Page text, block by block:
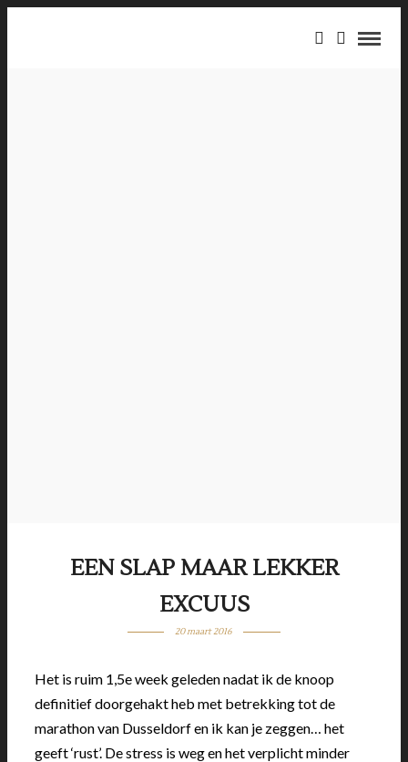
EEN SLAP MAAR LEKKER
EXCUUS
20 maart 2016
Het is ruim 1,5e week geleden nadat ik de knoop
definitief doorgehakt heb met betrekking tot de
marathon van Dusseldorf en ik kan je zeggen… het
geeft ‘rust’. De stress is weg en het verplicht minder